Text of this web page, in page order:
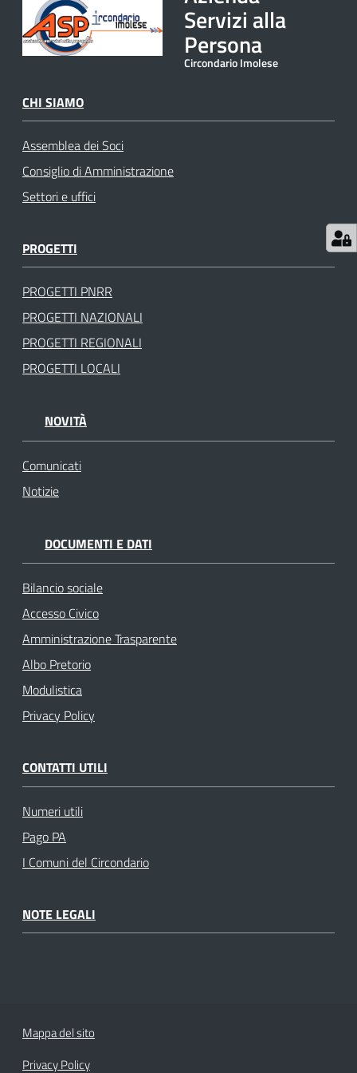
argomenti
Servizi alla
Persona
Circondario Imolese
CHI SIAMO
Assemblea dei Soci
Consiglio di Amministrazione
Settori e uffici
PROGETTI
PROGETTI PNRR
PROGETTI NAZIONALI
PROGETTI REGIONALI
PROGETTI LOCALI
NOVITÀ
Comunicati
Notizie
DOCUMENTI E DATI
Bilancio sociale
Accesso Civico
Amministrazione Trasparente
Albo Pretorio
Modulistica
Privacy Policy
CONTATTI UTILI
Numeri utili
Pago PA
I Comuni del Circondario
NOTE LEGALI
Mappa del sito
Privacy Policy